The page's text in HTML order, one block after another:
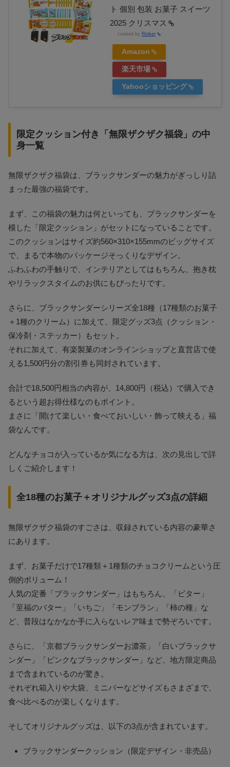
ト 個別 包装 お菓子 スイーツ
2025 クリスマス
created by Rinker
Amazon
楽天市場
Yahooショッピング
限定クッション付き「無限ザクザク福袋」の中
身一覧
無限ザクザク福袋は、ブラックサンダーの魅力がぎっしり詰
まった最強の福袋です。
まず、この福袋の魅力は何といっても、ブラックサンダーを
模した「限定クッション」がセットになっていることです。
このクッションはサイズ約560×310×155mmのビッグサイズ
で、まるで本物のパッケージそっくりなデザイン。
ふわふわの手触りで、インテリアとしてはもちろん、抱き枕
やリラックスタイムのお供にもぴったりです。
さらに、ブラックサンダーシリーズ全18種（17種類のお菓子
＋1種のクリーム）に加えて、限定グッズ3点（クッション・
保冷剤・ステッカー）もセット。
それに加えて、有楽製菓のオンラインショップと直営店で使
える1,500円分の割引券も同封されています。
合計で18,500円相当の内容が、14,800円（税込）で購入でき
るという超お得仕様なのもポイント。
まさに「開けて楽しい・食べておいしい・飾って映える」福
袋なんです。
どんなチョコが入っているか気になる方は、次の見出しで詳
しくご紹介します！
全18種のお菓子＋オリジナルグッズ3点の詳細
無限ザクザク福袋のすごさは、収録されている内容の豪華さ
にあります。
まず、お菓子だけで17種類＋1種類のチョコクリームという圧
倒的ボリューム！
人気の定番「ブラックサンダー」はもちろん、「ビター」
「至福のバター」「いちご」「モンブラン」「柿の種」な
ど、普段はなかなか手に入らないレア味まで勢ぞろいです。
さらに、「京都ブラックサンダーお濃茶」「白いブラックサ
ンダー」「ピンクなブラックサンダー」など、地方限定商品
まで含まれているのが驚き。
それぞれ箱入りや大袋、ミニバーなどサイズもさまざまで、
食べ比べるのが楽しくなります。
そしてオリジナルグッズは、以下の3点が含まれています。
ブラックサンダークッション（限定デザイン・非売品）